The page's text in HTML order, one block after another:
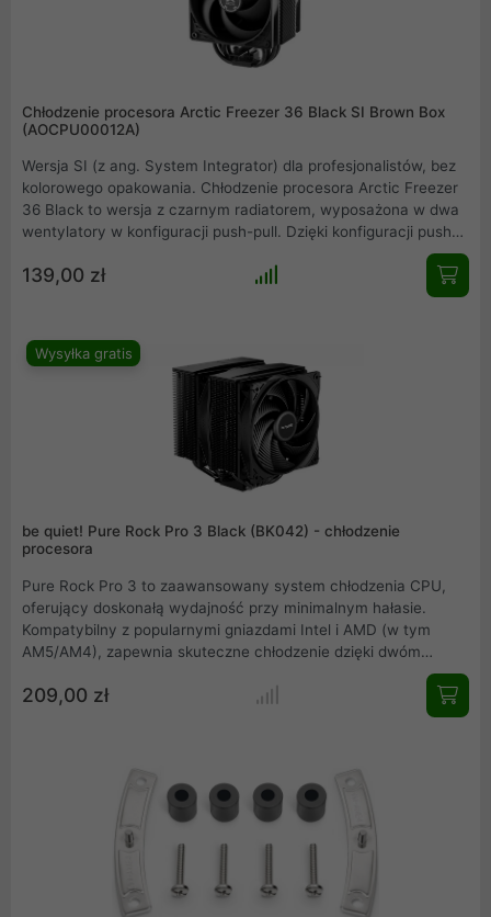
Chłodzenie procesora Arctic Freezer 36 Black SI Brown Box
(AOCPU00012A)
Wersja SI (z ang. System Integrator) dla profesjonalistów, bez
kolorowego opakowania. Chłodzenie procesora Arctic Freezer
36 Black to wersja z czarnym radiatorem, wyposażona w dwa
wentylatory w konfiguracji push-pull. Dzięki konfiguracji push-
chłodzenia, ale także designem. Przylutowane końcówki rurek
cieplnych są ukryte za przykręcaną aluminiową pokrywą, co
podkreślenie zarówno wydajności, jak i wyglądu.
139,00 zł
Wysyłka gratis
be quiet! Pure Rock Pro 3 Black (BK042) - chłodzenie
procesora
Pure Rock Pro 3 to zaawansowany system chłodzenia CPU,
oferujący doskonałą wydajność przy minimalnym hałasie.
Kompatybilny z popularnymi gniazdami Intel i AMD (w tym
AM5/AM4), zapewnia skuteczne chłodzenie dzięki dwóm
wysokiej jakości materiałów, takich jak miedź i aluminium, oraz
209,00 zł